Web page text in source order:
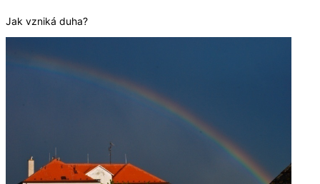
Jak vzniká duha?